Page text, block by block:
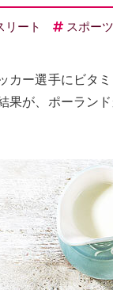
リート スポー
カー選手にビタ
果が、ポーラン